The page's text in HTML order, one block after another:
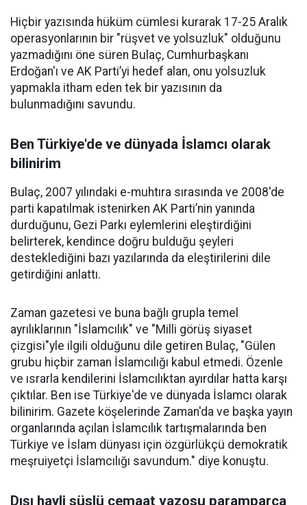
Hiçbir yazısında hüküm cümlesi kurarak 17-25 Aralık
operasyonlarının bir "rüşvet ve yolsuzluk" olduğunu
yazmadığını öne süren Bulaç, Cumhurbaşkanı
Erdoğan'ı ve AK Parti’yi hedef alan, onu yolsuzluk
yapmakla itham eden tek bir yazısının da
bulunmadığını savundu.
Ben Türkiye'de ve dünyada İslamcı olarak
bilinirim
Bulaç, 2007 yılındaki e-muhtıra sırasında ve 2008'de
parti kapatılmak istenirken AK Parti’nin yanında
durduğunu, Gezi Parkı eylemlerini eleştirdiğini
belirterek, kendince doğru bulduğu şeyleri
desteklediğini bazı yazılarında da eleştirilerini dile
getirdiğini anlattı.
Zaman gazetesi ve buna bağlı grupla temel
ayrılıklarının "İslamcılık" ve "Milli görüş siyaset
çizgisi"yle ilgili olduğunu dile getiren Bulaç, "Gülen
grubu hiçbir zaman İslamcılığı kabul etmedi. Özenle
ve ısrarla kendilerini İslamcılıktan ayırdılar hatta karşı
çıktılar. Ben ise Türkiye'de ve dünyada İslamcı olarak
bilinirim. Gazete köşelerinde Zaman'da ve başka yayın
organlarında açılan İslamcılık tartışmalarında ben
Türkiye ve İslam dünyası için özgürlükçü demokratik
meşruiyetçi İslamcılığı savundum." diye konuştu.
Dışı hayli süslü cemaat vazosu paramparça